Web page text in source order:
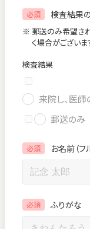
必須 検査結果
※ 郵送のみ希望さ
く場合がございま
検査結果
来院し、医
郵送のみ
必須 お名前（フ
必須 ふりがな